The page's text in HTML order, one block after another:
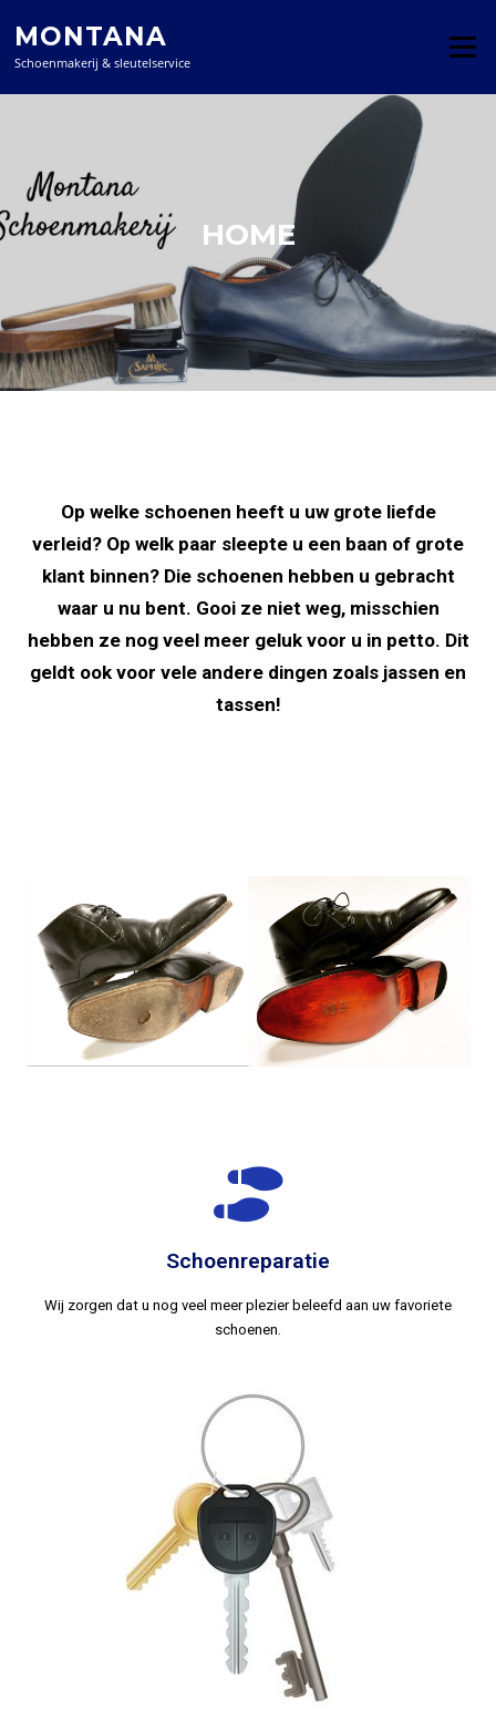
MONTANA
Schoenmakerij & sleutelservice
Menu
HOME
Op welke schoenen heeft u uw grote liefde
verleid? Op welk paar sleepte u een baan of grote
klant binnen? Die schoenen hebben u gebracht
waar u nu bent. Gooi ze niet weg, misschien
hebben ze nog veel meer geluk voor u in petto. Dit
geldt ook voor vele andere dingen zoals jassen en
tassen!
Schoenreparatie
Wij zorgen dat u nog veel meer plezier beleefd aan uw favoriete
schoenen.